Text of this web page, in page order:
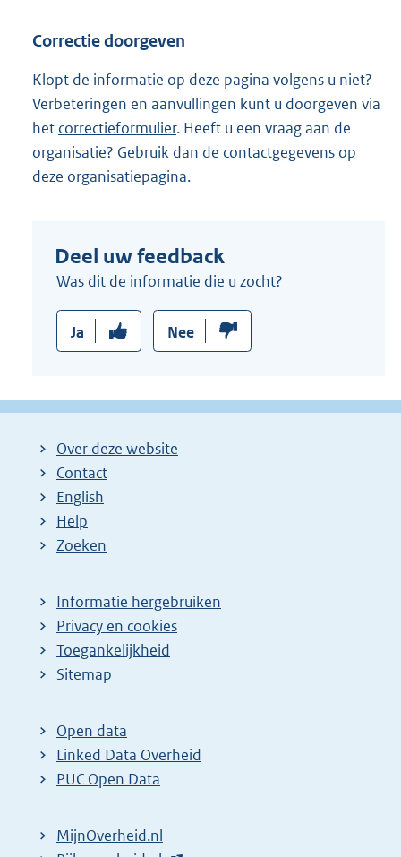
Correctie doorgeven
Klopt de informatie op deze pagina volgens u niet?
Verbeteringen en aanvullingen kunt u doorgeven via
het correctieformulier. Heeft u een vraag aan de
organisatie? Gebruik dan de contactgegevens op
deze organisatiepagina.
Deel uw feedback
Was dit de informatie die u zocht?
Ja Nee
Over deze website
Contact
English
Help
Zoeken
Informatie hergebruiken
Privacy en cookies
Toegankelijkheid
Sitemap
Open data
Linked Data Overheid
PUC Open Data
MijnOverheid.nl